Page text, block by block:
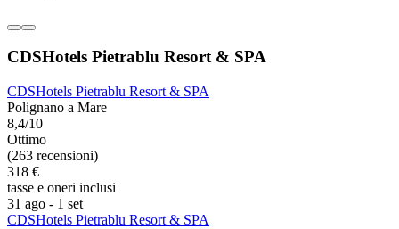
CDSHotels Pietrablu Resort & SPA
CDSHotels Pietrablu Resort & SPA
Polignano a Mare
8,4/10
Ottimo
(263 recensioni)
318 €
tasse e oneri inclusi
31 ago - 1 set
CDSHotels Pietrablu Resort & SPA